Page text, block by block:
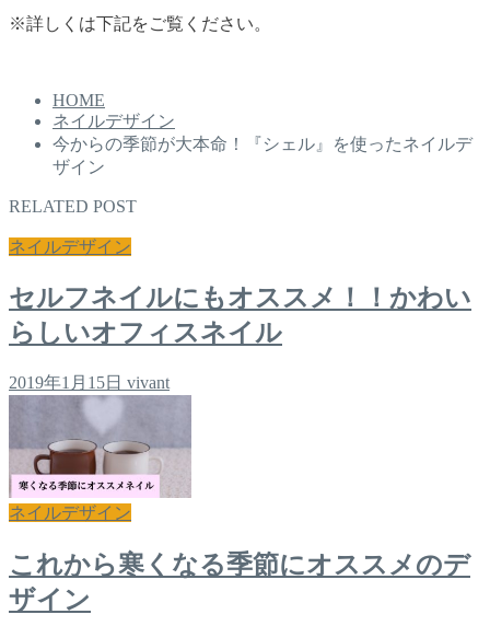
※詳しくは下記をご覧ください。
HOME
ネイルデザイン
今からの季節が大本命！『シェル』を使ったネイルデ
ザイン
RELATED POST
ネイルデザイン
セルフネイルにもオススメ！！かわい
らしいオフィスネイル
2019年1月15日 vivant
ネイルデザイン
これから寒くなる季節にオススメのデ
ザイン